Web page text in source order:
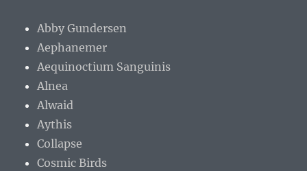
Abby Gundersen
Aephanemer
Aequinoctium Sanguinis
Alnea
Alwaid
Aythis
Collapse
Cosmic Birds